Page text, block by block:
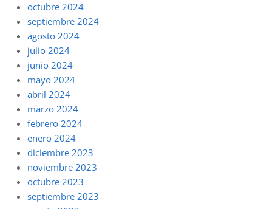
octubre 2024
septiembre 2024
agosto 2024
julio 2024
junio 2024
mayo 2024
abril 2024
marzo 2024
febrero 2024
enero 2024
diciembre 2023
noviembre 2023
octubre 2023
septiembre 2023